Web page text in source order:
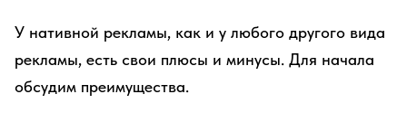
У нативной рекламы, как и у любого другого вида
рекламы, есть свои плюсы и минусы. Для начала
обсудим преимущества.